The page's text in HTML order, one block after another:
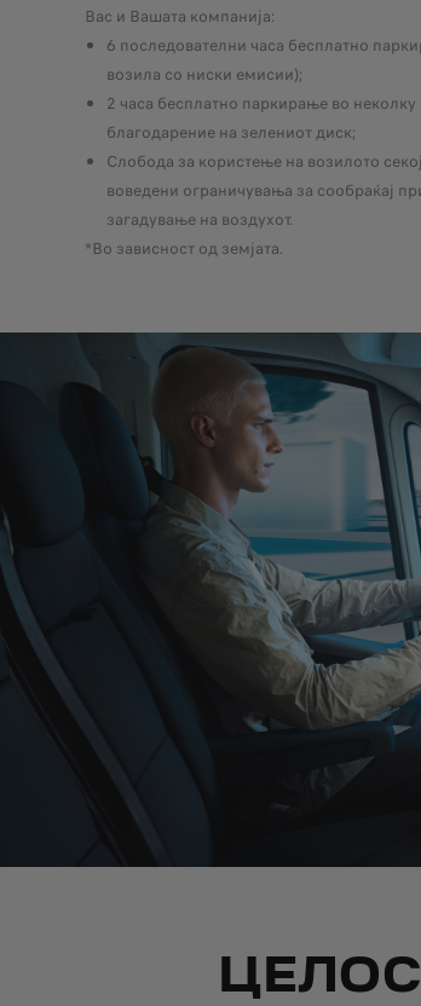
Вас и Вашата компанија:
6 последователни часа бесплатно
возила со ниски емисии);
2 часа бесплатно паркирање во
благодарение на зелениот диск;
Слобода за користење на возилото
воведени ограничувања за сообраќај
загадување на воздухот.
*Во зависност од земјата.